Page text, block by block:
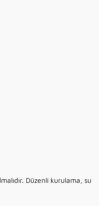
Düzenli kurulama, su